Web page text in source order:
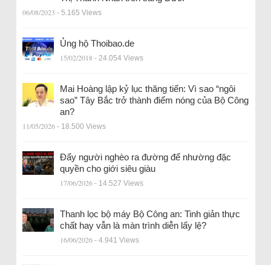
06/08/2023 - 5.165 Views
Ủng hộ Thoibao.de
15/02/2018 - 24.054 Views
Mai Hoàng lập kỷ lục thăng tiến: Vì sao “ngôi
sao” Tây Bắc trở thành điểm nóng của Bộ Công
an?
11/05/2026 - 18.500 Views
Đẩy người nghèo ra đường để nhường đặc
quyền cho giới siêu giàu
17/06/2026 - 14.527 Views
Thanh lọc bộ máy Bộ Công an: Tinh giản thực
chất hay vẫn là màn trình diễn lấy lệ?
16/06/2026 - 4.941 Views